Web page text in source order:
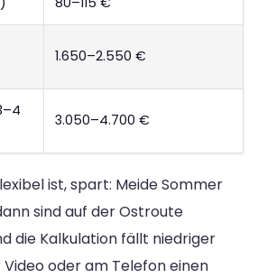
1.650–2.550 €
3.050–4.700 €
ist, spart: Meide Sommer
sind auf der Ostroute
die Kalkulation fällt niedriger
Video oder am Telefon einen